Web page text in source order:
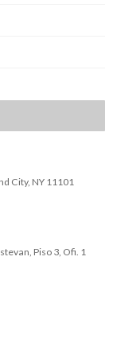
City, NY 11101
Piso 3, Ofi. 1